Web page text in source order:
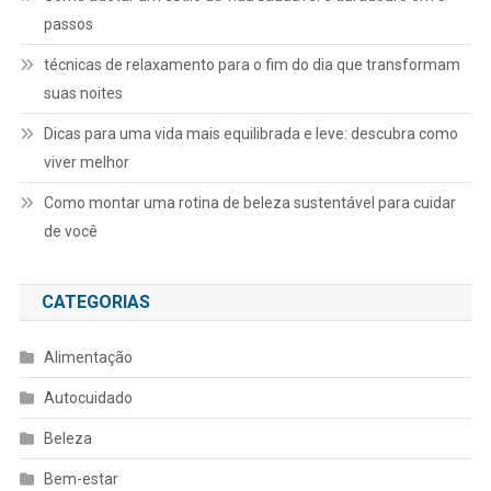
passos
técnicas de relaxamento para o fim do dia que transformam
suas noites
Dicas para uma vida mais equilibrada e leve: descubra como
viver melhor
Como montar uma rotina de beleza sustentável para cuidar
de você
CATEGORIAS
Alimentação
Autocuidado
Beleza
Bem-estar